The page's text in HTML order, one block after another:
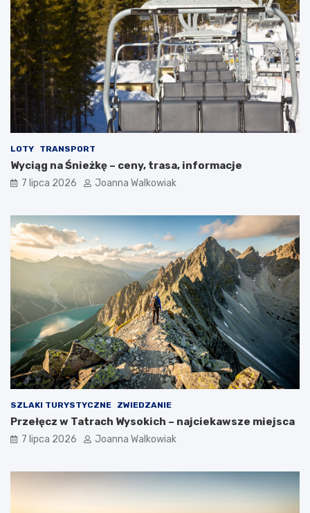
LOTY TRANSPORT
Wyciąg na Śnieżkę – ceny, trasa, informacje
7 lipca 2026 Joanna Walkowiak
SZLAKI TURYSTYCZNE ZWIEDZANIE
Przełęcz w Tatrach Wysokich – najciekawsze miejsca
7 lipca 2026 Joanna Walkowiak